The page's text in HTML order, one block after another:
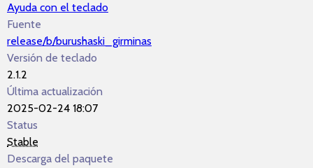
Ayuda con el teclado
Fuente
release/b/burushaski_girminas
Versión de teclado
2.1.2
Última actualización
2025-02-24 18:07
Status
Stable
Descarga del paquete